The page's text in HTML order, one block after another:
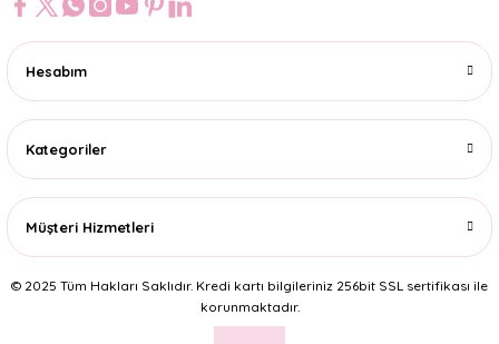
Hesabım
Kategoriler
Müşteri Hizmetleri
© 2025 Tüm Hakları Saklıdır. Kredi kartı bilgileriniz 256bit SSL sertifikası ile
korunmaktadır.